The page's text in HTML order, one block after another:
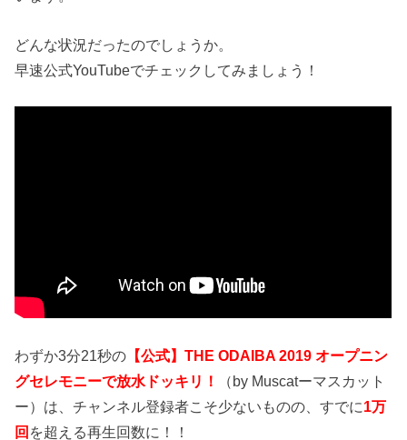
どんな状況だったのでしょうか。
早速公式YouTubeでチェックしてみましょう！
わずか3分21秒の 【公式】THE ODAIBA 2019 オープニン
グセレモニーで放水ドッキリ！
（by Muscatーマスカット
ー）は、チャンネル登録者こそ少ないものの、すでに1万
回 を超える再生回数に！！